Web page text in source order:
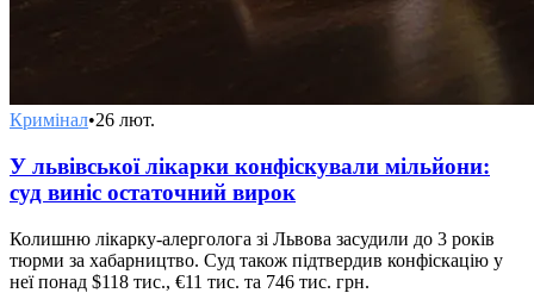
Кримінал•26 лют.
У львівської лікарки конфіскували мільйони:
суд виніс остаточний вирок
Колишню лікарку-алерголога зі Львова засудили до 3 років
тюрми за хабарництво. Суд також підтвердив конфіскацію у
неї понад $118 тис., €11 тис. та 746 тис. грн.